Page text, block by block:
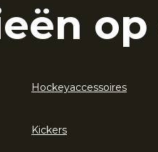
Hockeyaccessoires
Kickers